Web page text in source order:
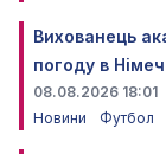
Вихованець
погоду в
08.08.2026 18:01
Новини
Футбол